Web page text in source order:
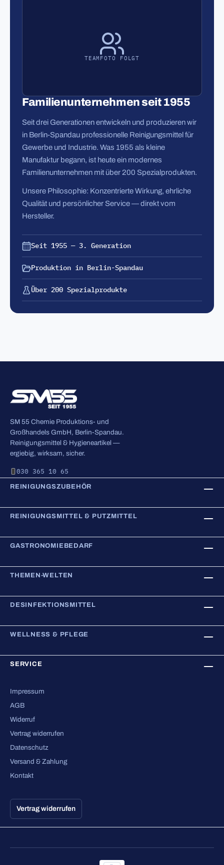
TEAMFOTO FOLGT
Familienunternehmen seit 1955
Seit drei Generationen entwickeln und produzieren wir
in Berlin-Spandau professionelle Reinigungsmittel für
Gewerbe und Industrie. Was 1955 als kleine
Manufaktur begann, ist heute ein modernes
Familienunternehmen mit über 200 Spezialprodukten.
Unsere Philosophie: Konzentrierte Wirkung, ehrliche
Qualität und persönlicher Service — direkt vom
Hersteller.
Seit 1955 — 3. Generation
Produktion in Berlin-Spandau
Über 200 Spezialprodukte
SM 55 Chemie Produktions- und
Großhandels GmbH, Berlin-Spandau.
Reinigungsmittel & Hygieneartikel —
ergiebig, wirksam, sicher.
030 365 10 65
REINIGUNGSZUBEHÖR
REINIGUNGSMITTEL & PUTZMITTEL
GASTRONOMIEBEDARF
THEMEN-WELTEN
DESINFEKTIONSMITTEL
WELLNESS & PFLEGE
SERVICE
Impressum
AGB
Widerruf
Vertrag widerrufen
Datenschutz
Versand & Zahlung
Kontakt
Vertrag widerrufen